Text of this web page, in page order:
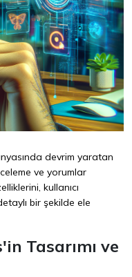
devrim yaratan
ve yorumlar
kullanıcı
bir şekilde ele
Tasarımı ve